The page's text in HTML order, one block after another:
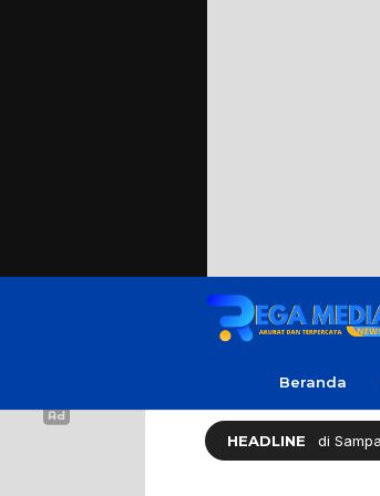
Beranda
HEADLINE
Warga Soal Utang, 3 Pria di Sampang Ditangkap